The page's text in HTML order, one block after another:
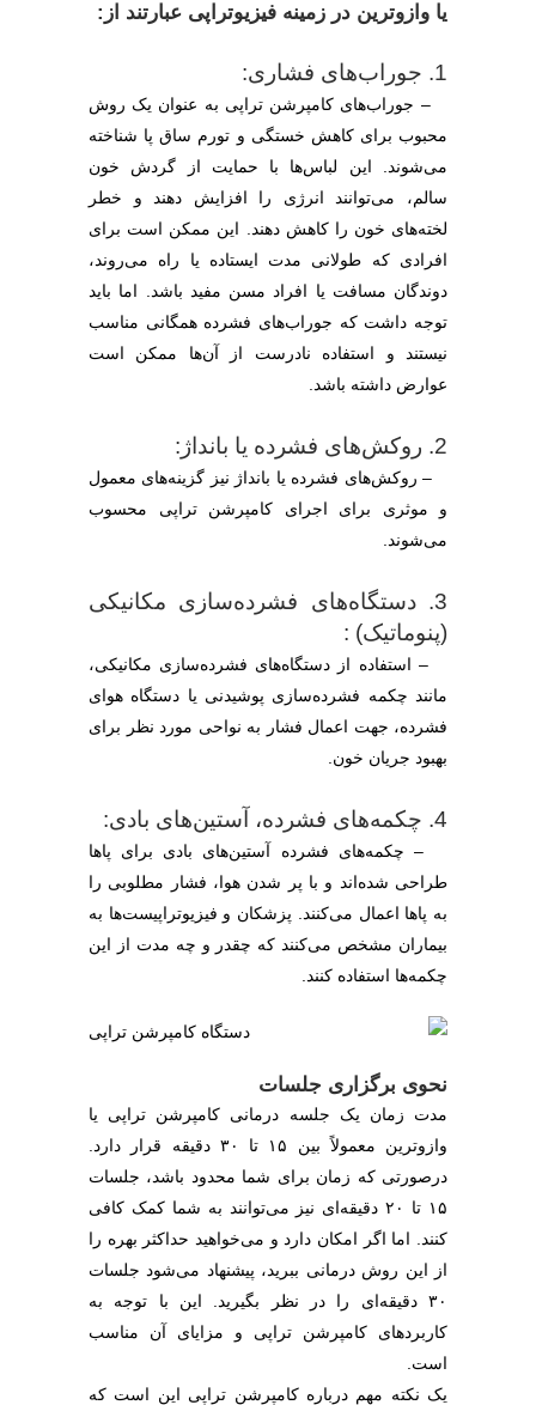
یا وازوترین در زمینه فیزیوتراپی عبارتند از:
1. جوراب‌های فشاری:
– جوراب‌های کامپرشن تراپی به عنوان یک روش
محبوب برای کاهش خستگی و تورم ساق پا شناخته
می‌شوند. این لباس‌ها با حمایت از گردش خون
سالم، می‌توانند انرژی را افزایش دهند و خطر
لخته‌های خون را کاهش دهند. این ممکن است برای
افرادی که طولانی مدت ایستاده یا راه می‌روند،
دوندگان مسافت یا افراد مسن مفید باشد. اما باید
توجه داشت که جوراب‌های فشرده همگانی مناسب
نیستند و استفاده نادرست از آن‌ها ممکن است
عوارض داشته باشد.
2. روکش‌های فشرده یا بانداژ:
– روکش‌های فشرده یا بانداژ نیز گزینه‌های معمول
و موثری برای اجرای کامپرشن تراپی محسوب
می‌شوند.
3. دستگاه‌های فشرده‌سازی مکانیکی
(پنوماتیک) :
– استفاده از دستگاه‌های فشرده‌سازی مکانیکی،
مانند چکمه فشرده‌سازی پوشیدنی یا دستگاه هوای
فشرده، جهت اعمال فشار به نواحی مورد نظر برای
بهبود جریان خون.
4. چکمه‌های فشرده، آستین‌های بادی:
– چکمه‌های فشرده آستین‌های بادی برای پاها
طراحی شده‌اند و با پر شدن هوا، فشار مطلوبی را
به پاها اعمال می‌کنند. پزشکان و فیزیوتراپیست‌ها به
بیماران مشخص می‌کنند که چقدر و چه مدت از این
چکمه‌ها استفاده کنند.
نحوی برگزاری جلسات
مدت زمان یک جلسه درمانی کامپرشن تراپی یا
وازوترین معمولاً بین ۱۵ تا ۳۰ دقیقه قرار دارد.
درصورتی که زمان برای شما محدود باشد، جلسات
۱۵ تا ۲۰ دقیقه‌ای نیز می‌توانند به شما کمک کافی
کنند. اما اگر امکان دارد و می‌خواهید حداکثر بهره را
از این روش درمانی ببرید، پیشنهاد می‌شود جلسات
۳۰ دقیقه‌ای را در نظر بگیرید. این با توجه به
کاربردهای کامپرشن تراپی و مزایای آن مناسب
است.
یک نکته مهم درباره کامپرشن تراپی این است که